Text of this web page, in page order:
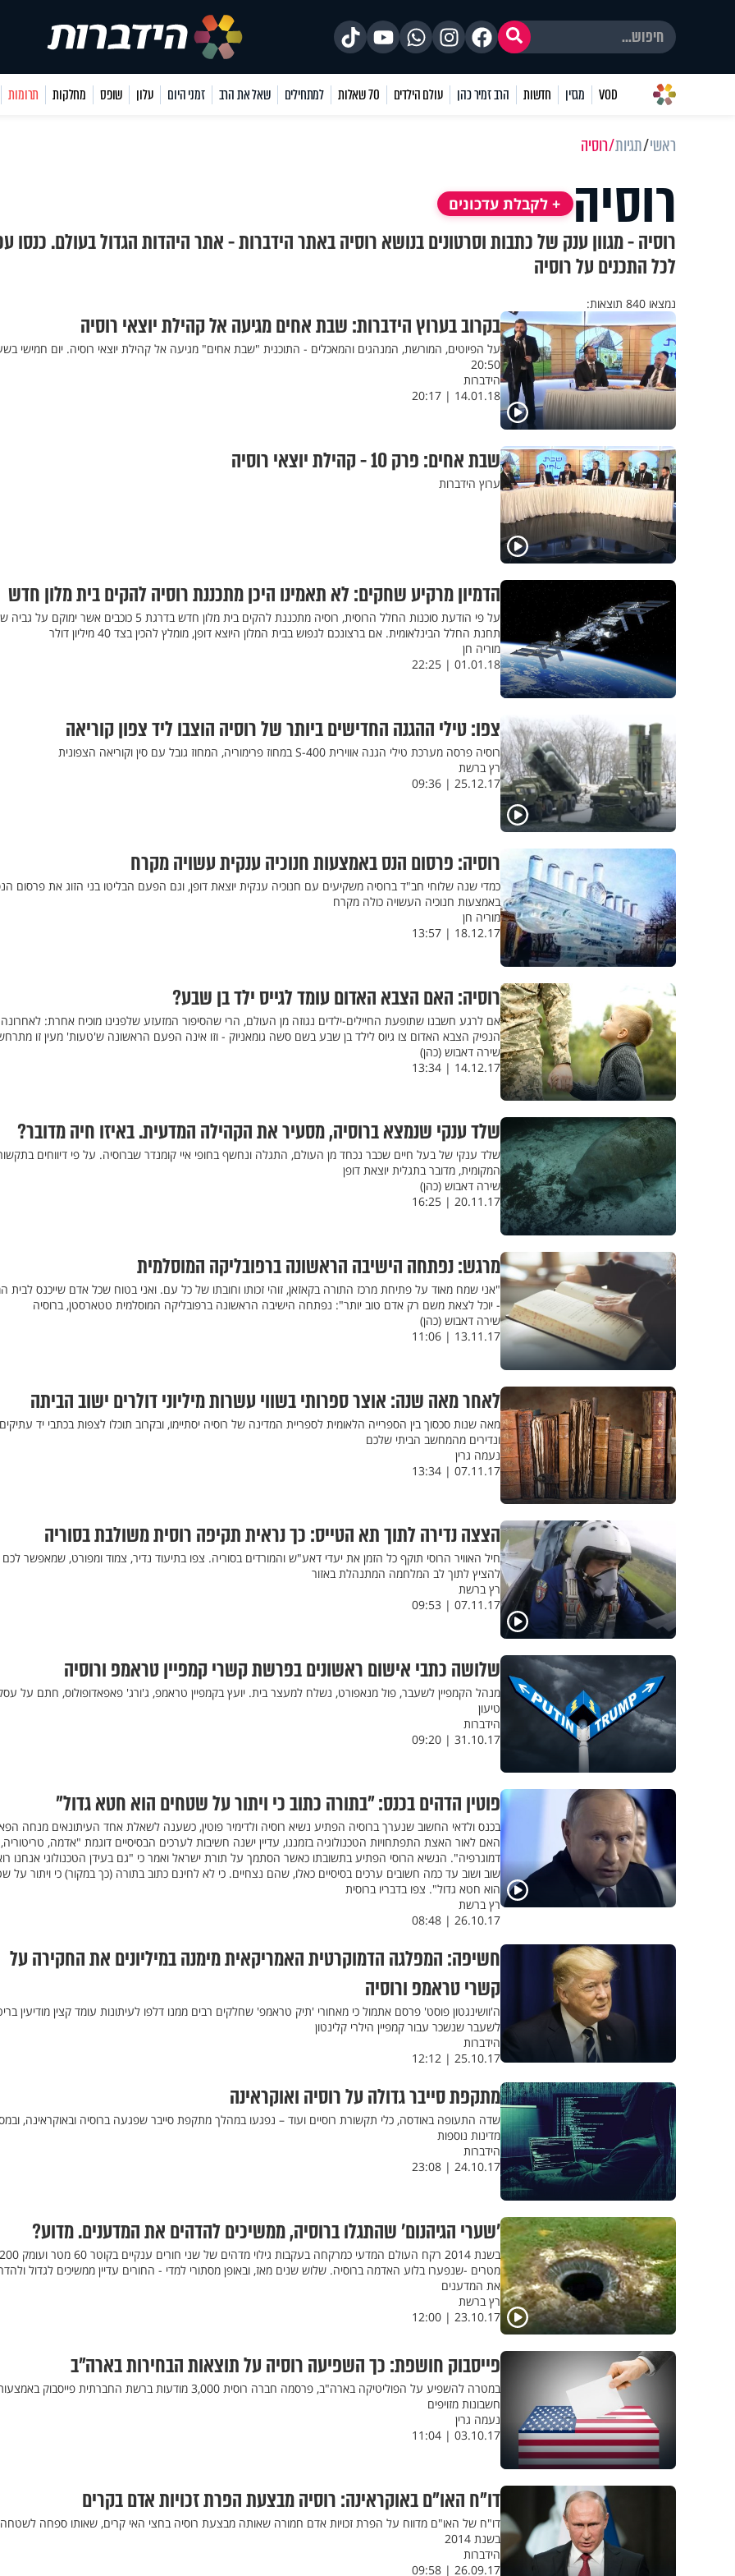
VOD מגזין חדשות הרב זמיר כהן עולם הילדים 70 שאלות למתחילים שאל את הרב זמני היום עלון שופס מחלקות תרומות
ראשי תגיות רוסיה
רוסיה + לקבלת עדכונים
רוסיה - מגוון ענק של כתבות וסרטונים בנושא רוסיה באתר הידברות - אתר היהדות הגדול בעולם. כנסו
לכל התכנים על רוסיה
נמצאו 840 תוצאות:
בקרוב בערוץ הידברות: שבת אחים מגיעה אל קהילת יוצאי רוסיה
על הפיוטים, המורשת, המנהגים והמאכלים - התוכנית "שבת אחים" מגיעה אל קהילת יוצאי רוסיה. יום חמישי
20:50
הידברות
14.01.18 | 20:17
שבת אחים: פרק 10 - קהילת יוצאי רוסיה
ערוץ הידברות
הדמיון מרקיע שחקים: לא תאמינו היכן מתכננת רוסיה להקים בית מלון חדש
על פי הודעת סוכנות החלל הרוסית, רוסיה מתכננת להקים בית מלון חדש בדרגת 5 כוכבים אשר ימוקם על
תחנת החלל הבינלאומית. אם ברצונכם לנפוש בבית המלון היוצא דופן, מומלץ להכין בצד 40 מיליון דולר
מוריה חן
01.01.18 | 22:25
צפו: טילי ההגנה החדישים ביותר של רוסיה הוצבו ליד צפון קוריאה
רוסיה פרסה מערכת טילי הגנה אווירית S-400 במחוז פרימוריה, המחוז גובל עם סין וקוריאה הצפונית
רץ ברשת
25.12.17 | 09:36
רוסיה: פרסום הנס באמצעות חנוכיה ענקית עשויה מקרח
כמדי שנה שלוחי חב"ד ברוסיה משקיעים עם חנוכיה ענקית יוצאת דופן, וגם הפעם הבליטו בני הזוג את פרסום
באמצעות חנוכיה העשויה כולה מקרח
מוריה חן
18.12.17 | 13:57
רוסיה: האם הצבא האדום עומד לגייס ילד בן שבע?
אם לרגע חשבנו שתופעת החיילים-ילדים נגוזה מן העולם, הרי שהסיפור המזעזע שלפנינו מוכיח אחרת: לאחרונה
הנפיק הצבא האדום צו גיוס לילד בן שבע בשם סשה גומאניוק - וזו אינה הפעם הראשונה ש'טעות' מעין זו
שירה דאבוש (כהן)
14.12.17 | 13:34
שלד ענקי שנמצא ברוסיה, מסעיר את הקהילה המדעית. באיזו חיה מדובר?
שלד ענקי של בעל חיים שכבר נכחד מן העולם, התגלה ונחשף בחופי איי קומנדר שברוסיה. על פי דיווחים
המקומית, מדובר בתגלית יוצאת דופן
שירה דאבוש (כהן)
20.11.17 | 16:25
מרגש: נפתחה הישיבה הראשונה ברפובליקה המוסלמית
"אני שמח מאוד על פתיחת מרכז התורה בקאזאן, זוהי זכותו וחובתו של כל עם. ואני בטוח שכל אדם שייכנס לבית
- יוכל לצאת משם רק אדם טוב יותר": נפתחה הישיבה הראשונה ברפובליקה המוסלמית טטארסטן, ברוסיה
שירה דאבוש (כהן)
13.11.17 | 11:06
לאחר מאה שנה: אוצר ספרותי בשווי עשרות מיליוני דולרים ישוב הביתה
מאה שנות סכסוך בין הספרייה הלאומית לספריית המדינה של רוסיה יסתיימו, ובקרוב תוכלו לצפות בכתבי יד עתיקים
ונדירים מהמחשב הביתי שלכם
נעמה גרין
07.11.17 | 13:34
הצצה נדירה לתוך תא הטייס: כך נראית תקיפה רוסית משולבת בסוריה
חיל האוויר הרוסי תוקף כל הזמן את יעדי דאע"ש והמורדים בסוריה. צפו בתיעוד נדיר, צמוד ומפורט, שמאפשר לכם
להציץ לתוך לב המלחמה המתנהלת באזור
רץ ברשת
07.11.17 | 09:53
שלושה כתבי אישום ראשונים בפרשת קשרי קמפיין טראמפ ורוסיה
מנהל הקמפיין לשעבר, פול מנאפורט, נשלח למעצר בית. יועץ בקמפיין טראמפ, ג'ורג' פאפאדופולוס, חתם על
טיעון
הידברות
31.10.17 | 09:20
פוטין הדהים בכנס: "בתורה כתוב כי ויתור על שטחים הוא חטא גדול"
בכנס ולדאי החשוב שנערך ברוסיה הפתיע נשיא רוסיה ולדימיר פוטין, כשענה לשאלת אחד העיתונאים מנחה
האם לאור האצת התפתחויות הטכנולוגיה בזמננו, עדיין ישנה חשיבות לערכים הבסיסיים דוגמת "אדמה, טריטוריה,
דמוגרפיה". הנשיא הרוסי הפתיע בתשובתו כאשר הסתמך על תורת ישראל ואמר כי "גם בעידן הטכנולוגי אנחנו
שוב ושוב עד כמה חשובים ערכים בסיסיים כאלו, שהם נצחיים. כי לא לחינם כתוב בתורה (כך במקור) כי ויתור על
הוא חטא גדול". צפו בדבריו ברוסית
רץ ברשת
26.10.17 | 08:48
חשיפה: המפלגה הדמוקרטית האמריקאית מימנה במיליונים את החקירה על
קשרי טראמפ ורוסיה
ה'וושינגטון פוסט' פרסם אתמול כי מאחורי 'תיק טראמפ' שחלקים רבים ממנו דלפו לעיתונות עומד קצין מודיעין
לשעבר שנשכר עבור קמפיין הילרי קלינטון
הידברות
25.10.17 | 12:12
מתקפת סייבר גדולה על רוסיה ואוקראינה
שדה התעופה באודסה, כלי תקשורת רוסיים ועוד – נפגעו במהלך מתקפת סייבר שפגעה ברוסיה ובאוקראינה,
מדינות נוספות
הידברות
24.10.17 | 23:08
’שערי הגיהנום’ שהתגלו ברוסיה, ממשיכים להדהים את המדענים. מדוע?
בשנת 2014 רקח העולם המדעי כמרקחה בעקבות גילוי מדהים של שני חורים ענקיים בקוטר 60 מטר ועומק 200
מטרים -שנפערו בלוע האדמה ברוסיה. שלוש שנים מאז, ובאופן מסתורי למדי - החורים עדיין ממשיכים לגדול
את המדענים
רץ ברשת
23.10.17 | 12:00
פייסבוק חושפת: כך השפיעה רוסיה על תוצאות הבחירות בארה"ב
במטרה להשפיע על הפוליטיקה בארה"ב, פרסמה חברה רוסית 3,000 מודעות ברשת החברתית פייסבוק
חשבונות מזויפים
נעמה גרין
03.10.17 | 11:04
דו"ח האו"ם באוקראינה: רוסיה מבצעת הפרת זכויות אדם בקרים
דו"ח של האו"ם מדווח על הפרת זכויות אדם חמורה שאותה מבצעת רוסיה בחצי האי קרים, שאותו ספחה לשטחה
בשנת 2014
הידברות
26.09.17 | 09:58